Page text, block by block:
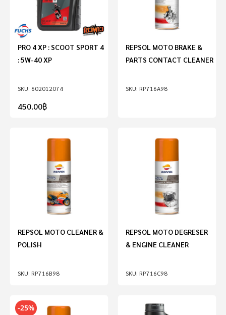
602012074
PRO 4 XP : SCOOT SPORT 4
: 5W-40 XP
450.00฿
RP716A98
REPSOL MOTO BRAKE &
PARTS CONTACT CLEANER
RP716B98
REPSOL MOTO CLEANER &
POLISH
RP716C98
REPSOL MOTO DEGRESER
& ENGINE CLEANER
-25%